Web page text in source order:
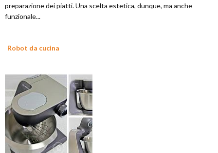
preparazione dei piatti. Una scelta estetica, dunque, ma anche
funzionale...
Robot da cucina